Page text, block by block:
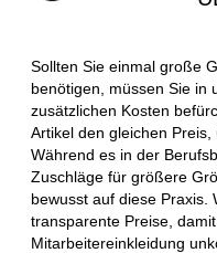
Sollten Sie einmal große
benötigen, müssen Sie in
zusätzlichen Kosten
Artikel den gleichen
Während es in der
Zuschläge für größere
bewusst auf diese Praxis.
transparente Preise,
Mitarbeitereinkleidung